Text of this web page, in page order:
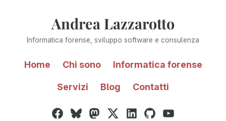
Andrea Lazzarotto
Informatica forense, sviluppo software e consulenza
Home Chi sono Informatica forense
Servizi Blog Contatti
Facebook
BlueskyMastodon
TwitterLinkedInGitHubYouTube